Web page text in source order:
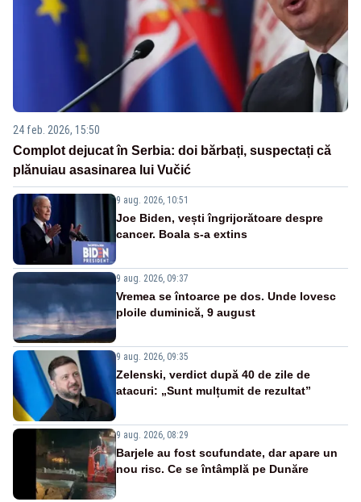
24 feb. 2026, 15:50
Complot dejucat în Serbia: doi bărbați, suspectați că
plănuiau asasinarea lui Vučić
9 aug. 2026, 10:51
Joe Biden, vești îngrijorătoare despre
cancer. Boala s-a extins
9 aug. 2026, 09:37
Vremea se întoarce pe dos. Unde lovesc
ploile duminică, 9 august
9 aug. 2026, 09:35
Zelenski, verdict după 40 de zile de
atacuri: „Sunt mulțumit de rezultat”
9 aug. 2026, 08:29
Barjele au fost scufundate, dar apare un
nou risc. Ce se întâmplă pe Dunăre